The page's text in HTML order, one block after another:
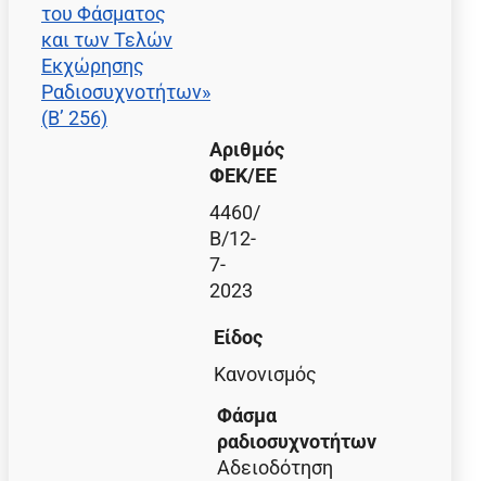
του Φάσματος
και των Τελών
Εκχώρησης
Ραδιοσυχνοτήτων»
(Β’ 256)
Αριθμός
ΦΕΚ/EE
4460/
Β/12-
7-
2023
Είδος
Κανονισμός
Φάσμα
ραδιοσυχνοτήτων
Αδειοδότηση